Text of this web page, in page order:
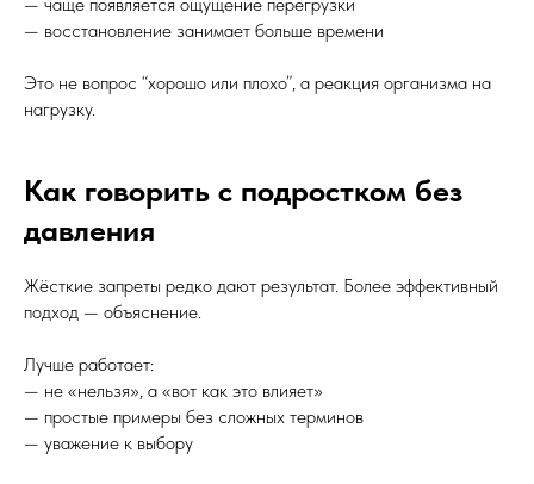
— восстановление занимает больше времени
Это не вопрос “хорошо или плохо”, а реакция организма на
нагрузку.
Как говорить с подростком без
давления
Жёсткие запреты редко дают результат. Более эффективный
подход — объяснение.
Лучше работает:
— не «нельзя», а «вот как это влияет»
— простые примеры без сложных терминов
— уважение к выбору